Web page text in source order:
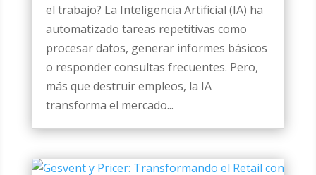
el trabajo? La Inteligencia Artificial (IA) ha
automatizado tareas repetitivas como
procesar datos, generar informes básicos
o responder consultas frecuentes. Pero,
más que destruir empleos, la IA
transforma el mercado...